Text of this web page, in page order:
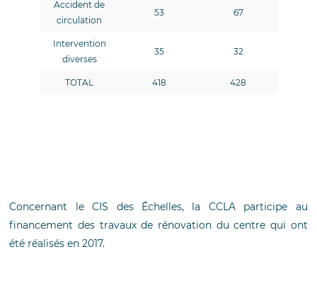
Accident de
circulation
53 67
Intervention
diverses
35 32
TOTAL 418 428
Concernant le CIS des Échelles, la CCLA participe au
financement des travaux de rénovation du centre qui ont
été réalisés en 2017.